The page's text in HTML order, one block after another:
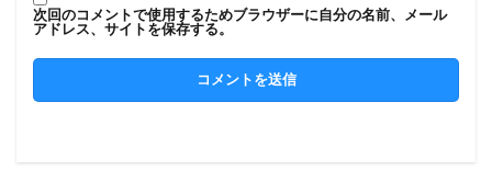
次回のコメントで使用するためブラウザーに自分の名前、メール
アドレス、サイトを保存する。